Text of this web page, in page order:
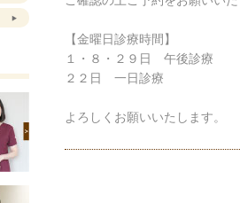
【金曜日診療時間】
１・８・２９日 午後診療
２２日 一日診療
よろしくお願いいたします。